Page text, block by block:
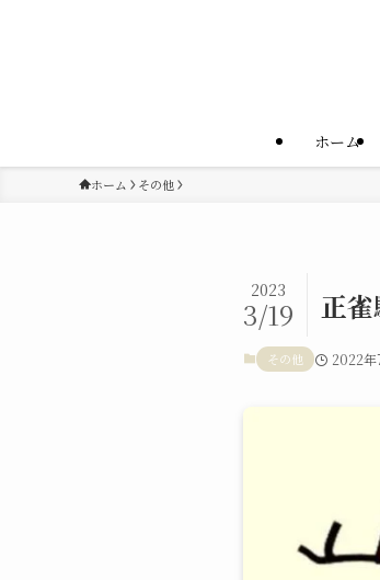
ホーム
ホーム その他
正
2023
3/19
その他 2022年